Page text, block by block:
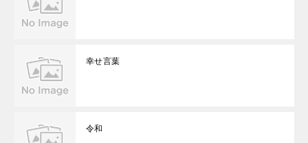
幸せ言葉
令和